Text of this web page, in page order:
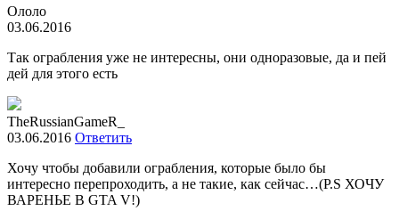
Ололо
03.06.2016
Так ограбления уже не интересны, они одноразовые, да и пей
дей для этого есть
TheRussianGameR_
03.06.2016 Ответить
Хочу чтобы добавили ограбления, которые было бы
интересно перепроходить, а не такие, как сейчас…(P.S ХОЧУ
ВАРЕНЬЕ В GTA V!)